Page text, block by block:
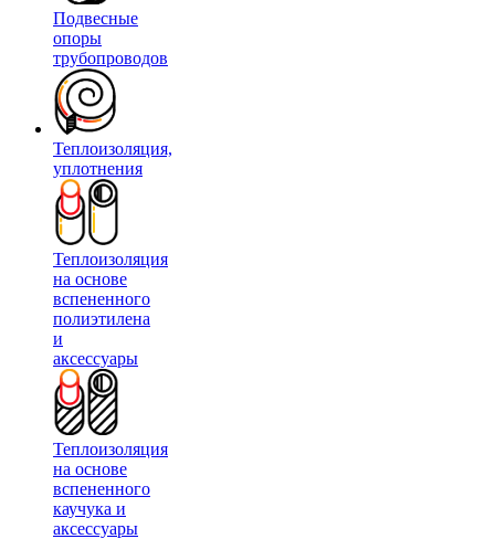
Подвесные
опоры
трубопроводов
Теплоизоляция,
уплотнения
Теплоизоляция
на основе
вспененного
полиэтилена
и
аксессуары
Теплоизоляция
на основе
вспененного
каучука и
аксессуары